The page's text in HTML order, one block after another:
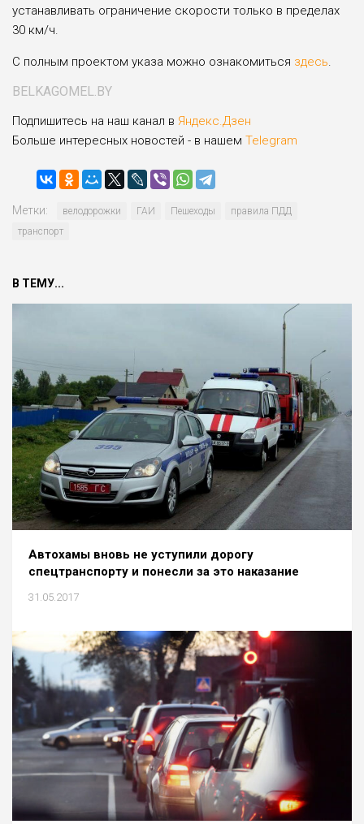
устанавливать ограничение скорости только в пределах
30 км/ч.
С полным проектом указа можно ознакомиться здесь.
BELKAGOMEL.BY
Подпишитесь на наш канал в Яндекс.Дзен
Больше интересных новостей - в нашем Telegram
Метки: велодорожки ГАИ Пешеходы
правила ПДД
транспорт
В ТЕМУ...
Автохамы вновь не уступили дорогу
спецтранспорту и понесли за это наказание
31.05.2017